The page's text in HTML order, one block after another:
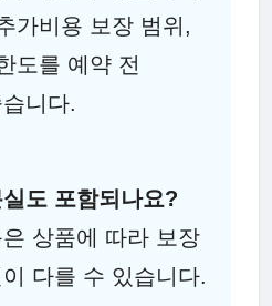
가비용 보장 범위,
도를 예약 전
니다.
도 포함되나요?
상품에 따라 보장
다를 수 있습니다.